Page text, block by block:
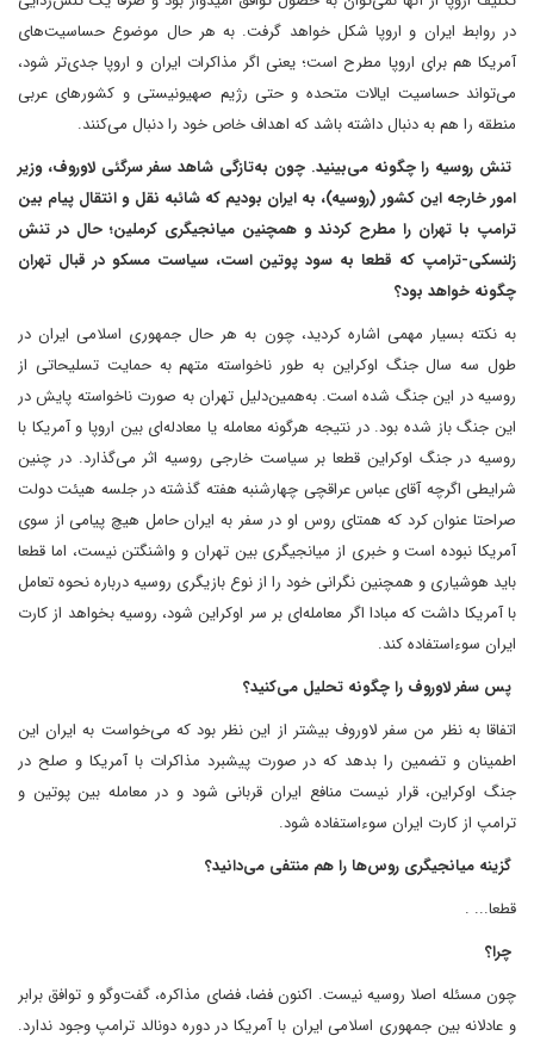
در روابط ایران و اروپا شکل خواهد گرفت. به هر حال موضوع حساسیت‌های
آمریکا هم برای اروپا مطرح است؛ یعنی اگر مذاکرات ایران و اروپا جدی‌تر شود،
می‌تواند حساسیت ایالات متحده و حتی رژیم صهیونیستی و کشورهای عربی
منطقه را هم به دنبال داشته باشد که اهداف خاص خود را دنبال می‌کنند.
تنش روسیه را چگونه می‌بینید. چون به‌تازگی شاهد سفر سرگئی لاوروف، وزیر
امور خارجه این کشور (روسیه)، به ایران بودیم که شائبه نقل و انتقال پیام بین
ترامپ با تهران را مطرح کردند و همچنین میانجیگری کرملین؛ حال در تنش
زلنسکی-ترامپ که قطعا به سود پوتین است، سیاست مسکو در قبال تهران
چگونه خواهد بود؟
به نکته بسیار مهمی اشاره کردید، چون به هر حال جمهوری اسلامی ایران در
طول سه سال جنگ اوکراین به طور ناخواسته متهم به حمایت تسلیحاتی از
روسیه در این جنگ شده است. به‌همین‌دلیل تهران به صورت ناخواسته پایش در
این جنگ باز شده بود. در نتیجه هرگونه معامله یا معادله‌ای بین اروپا و آمریکا با
روسیه در جنگ اوکراین قطعا بر سیاست خارجی روسیه اثر می‌گذارد. در چنین
شرایطی اگرچه آقای عباس عراقچی چهارشنبه هفته گذشته در جلسه هیئت دولت
صراحتا عنوان کرد که همتای روس او در سفر به ایران حامل هیچ پیامی از سوی
آمریکا نبوده است و خبری از میانجیگری بین تهران و واشنگتن نیست، اما قطعا
باید هوشیاری و همچنین نگرانی خود را از نوع بازیگری روسیه درباره نحوه تعامل
با آمریکا داشت که مبادا اگر معامله‌ای بر سر اوکراین شود، روسیه بخواهد از کارت
ایران سوءاستفاده کند.
پس سفر لاوروف را چگونه تحلیل می‌کنید؟
اتفاقا به نظر من سفر لاوروف بیشتر از این نظر بود که می‌خواست به ایران این
اطمینان و تضمین را بدهد که در صورت پیشبرد مذاکرات با آمریکا و صلح در
جنگ اوکراین، قرار نیست منافع ایران قربانی شود و در معامله بین پوتین و
ترامپ از کارت ایران سوءاستفاده شود.
گزینه میانجیگری روس‌ها را هم منتفی می‌دانید؟
قطعا... .
چرا؟
چون مسئله اصلا روسیه نیست. اکنون فضا، فضای مذاکره، گفت‌وگو و توافق برابر
و عادلانه بین جمهوری اسلامی ایران با آمریکا در دوره دونالد ترامپ وجود ندارد.